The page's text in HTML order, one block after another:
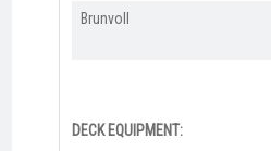
Brunvoll
DECK EQUIPMENT: